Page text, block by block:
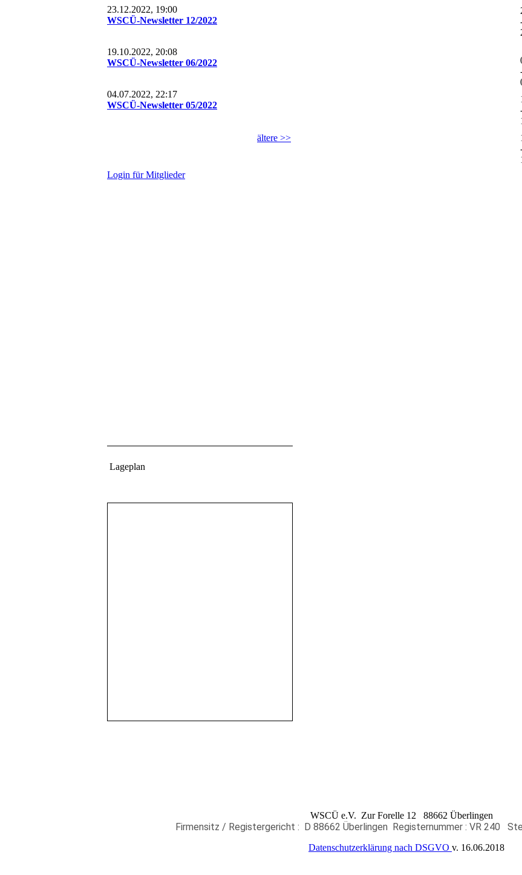
23.12.2022, 19:00
WSCÜ-Newsletter 12/2022
19.10.2022, 20:08
WSCÜ-Newsletter 06/2022
04.07.2022, 22:17
WSCÜ-Newsletter 05/2022
ältere >>
Login für Mitglieder
Lageplan
WSCÜ e.V. Zur Forelle 12 88662 Überlingen
Firmensitz / Registergericht : D 88662 Überlingen Registernummer : VR 240
Datenschutzerklärung nach DSGVO v. 16.06.2018